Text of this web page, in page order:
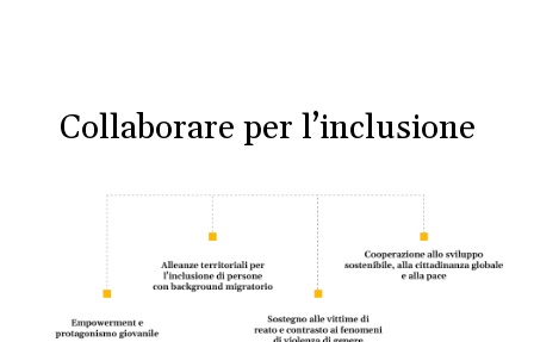
Collaborare per l’inclusione